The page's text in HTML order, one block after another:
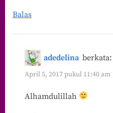
Balas
adedelina berkata:
April 5, 2017 pukul 11:40 am
Alhamdulillah